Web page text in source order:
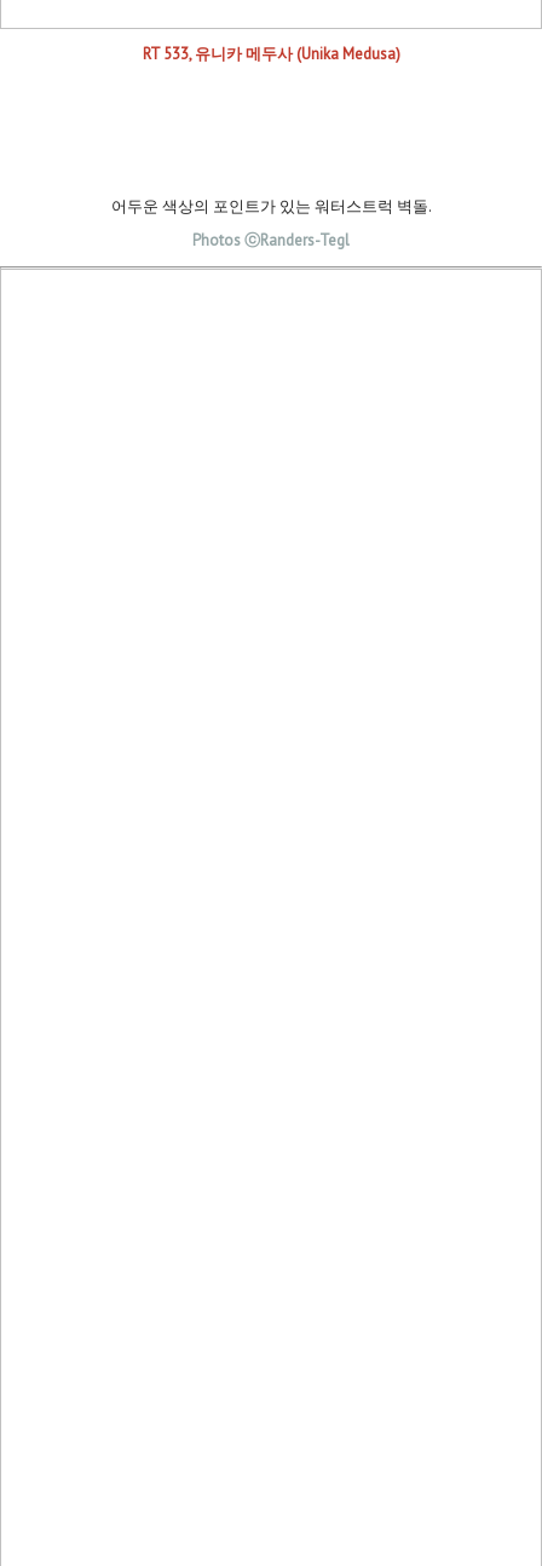
RT 533, 유니카 메두사 (Unika Medusa)
어두운 색상의 포인트가 있는 워터스트럭 벽돌.
Photos ⓒRanders-Tegl